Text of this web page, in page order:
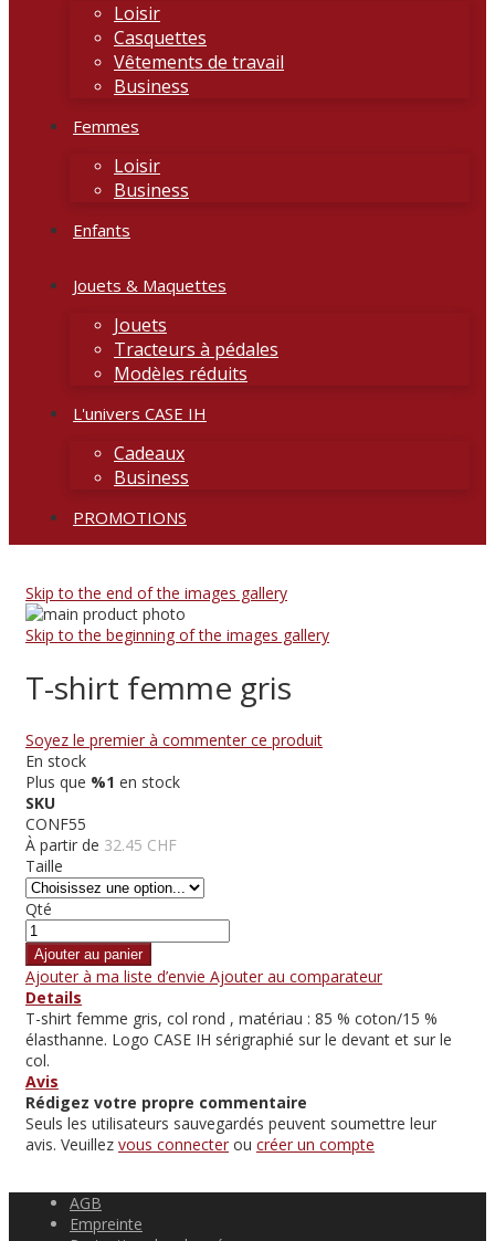
Loisir
Casquettes
Vêtements de travail
Business
Femmes
Loisir
Business
Enfants
Jouets & Maquettes
Jouets
Tracteurs à pédales
Modèles réduits
L'univers CASE IH
Cadeaux
Business
PROMOTIONS
Skip to the end of the images gallery
Skip to the beginning of the images gallery
T-shirt femme gris
Soyez le premier à commenter ce produit
En stock
Plus que %1 en stock
SKU
CONF55
À partir de 32.45 CHF
Taille
Qté
Ajouter au panier
Ajouter à ma liste d’envie Ajouter au comparateur
Details
T-shirt femme gris, col rond , matériau : 85 % coton/15 %
élasthanne. Logo CASE IH sérigraphié sur le devant et sur le
col.
Avis
Rédigez votre propre commentaire
Seuls les utilisateurs sauvegardés peuvent soumettre leur
avis. Veuillez vous connecter ou créer un compte
AGB
Empreinte